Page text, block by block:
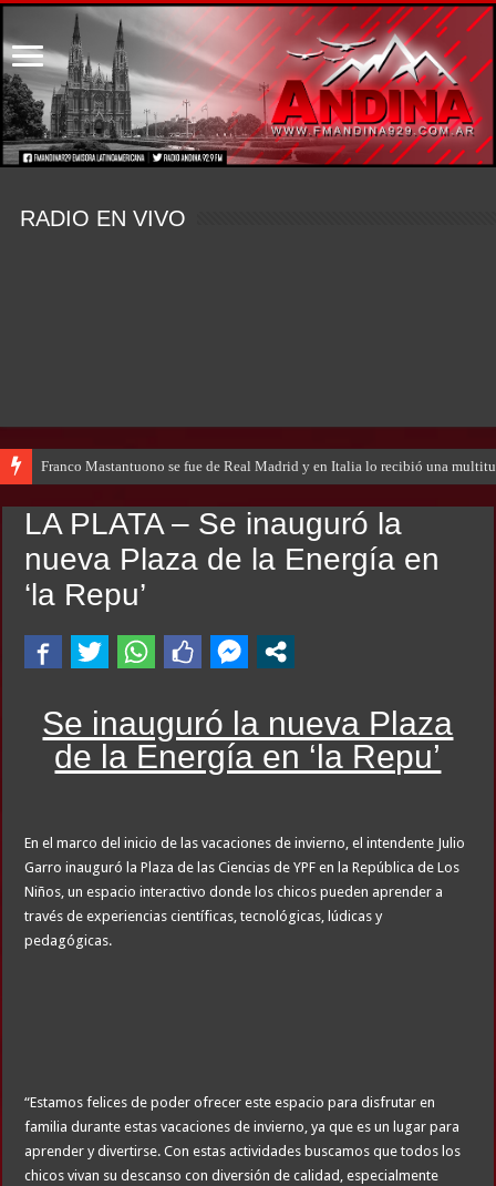
RADIO EN VIVO
Franco Mastantuono se fue de Real Madrid y en Italia lo recibió una
LA PLATA – Se inauguró la
nueva Plaza de la Energía en
‘la Repu’
Se inauguró la nueva Plaza
de la Energía en ‘la Repu’
En el marco del inicio de las vacaciones de invierno, el intendente Julio
Garro inauguró la Plaza de las Ciencias de YPF en la República de Los
Niños, un espacio interactivo donde los chicos pueden aprender a
través de experiencias científicas, tecnológicas, lúdicas y
pedagógicas.
“Estamos felices de poder ofrecer este espacio para disfrutar en
familia durante estas vacaciones de invierno, ya que es un lugar para
aprender y divertirse. Con estas actividades buscamos que todos los
chicos vivan su descanso con diversión de calidad, especialmente